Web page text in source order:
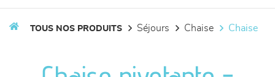
TOUS NOS PRODUITS séjours chaise chaise